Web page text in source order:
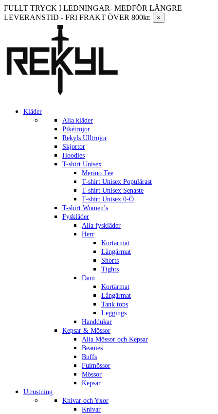
FULLT TRYCK I LEDNINGAR- MEDFÖR LÄNGRE
LEVERANSTID - FRI FRAKT ÖVER 800kr.
×
Kläder
Alla kläder
Pikétröjor
Rekyls Ulltröjor
Skjortor
Hoodies
T-shirt Unisex
Merino Tee
T-shirt Unisex Populärast
T-shirt Unisex Senaste
T-shirt Unisex 0-Ö
T-shirt Women’s
Fyskläder
Alla fyskläder
Herr
Kortärmat
Långärmat
Shorts
Tights
Dam
Kortärmat
Långärmat
Tank tops
Leggings
Handdukar
Kepsar & Mössor
Alla Mössor och Kepsar
Beanies
Buffs
Fulmössor
Mössor
Kepsar
Utrustning
Knivar och Yxor
Knivar